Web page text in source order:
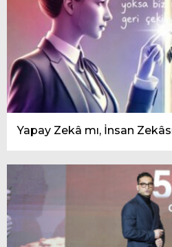
Yapay Zekâ mı, İnsan